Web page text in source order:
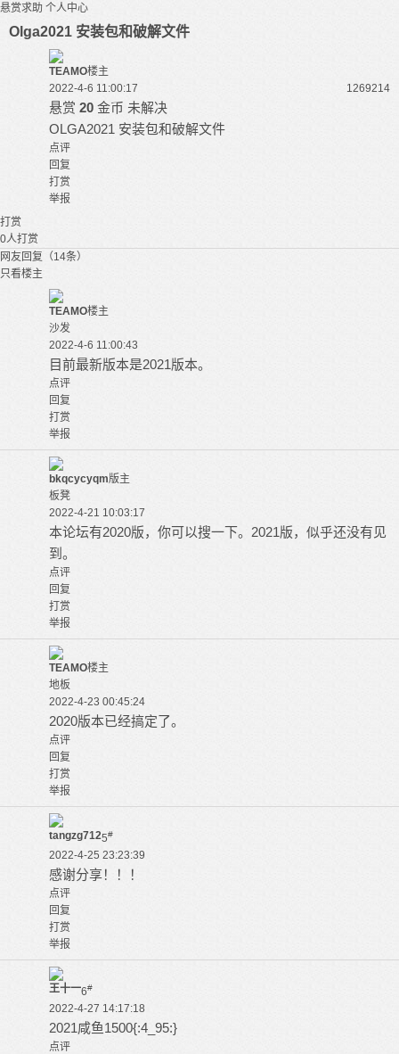
悬赏求助 个人中心
Olga2021 安装包和破解文件
TEAMO楼主
2022-4-6 11:00:17
1269214
悬赏 20 金币 未解决
OLGA2021 安装包和破解文件
点评
回复
打赏
举报
打赏
0人打赏
网友回复（14条）
只看楼主
TEAMO楼主
沙发
2022-4-6 11:00:43
目前最新版本是2021版本。
点评
回复
打赏
举报
bkqcycyqm版主
板凳
2022-4-21 10:03:17
本论坛有2020版，你可以搜一下。2021版，似乎还没有见
到。
点评
回复
打赏
举报
TEAMO楼主
地板
2022-4-23 00:45:24
2020版本已经搞定了。
点评
回复
打赏
举报
tangzg7125#
2022-4-25 23:23:39
感谢分享！！！
点评
回复
打赏
举报
王十一6#
2022-4-27 14:17:18
2021咸鱼1500{:4_95:}
点评